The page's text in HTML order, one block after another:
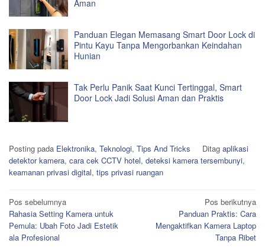
Aman
Panduan Elegan Memasang Smart Door Lock di
Pintu Kayu Tanpa Mengorbankan Keindahan
Hunian
Tak Perlu Panik Saat Kunci Tertinggal, Smart
Door Lock Jadi Solusi Aman dan Praktis
Posting pada Elektronika, Teknologi, Tips And Tricks Ditag aplikasi
detektor kamera, cara cek CCTV hotel, deteksi kamera tersembunyi,
keamanan privasi digital, tips privasi ruangan
Navigasi
pos
Pos sebelumnya
Rahasia Setting Kamera untuk
Pemula: Ubah Foto Jadi Estetik
ala Profesional
Pos berikutnya
Panduan Praktis: Cara
Mengaktifkan Kamera Laptop
Tanpa Ribet